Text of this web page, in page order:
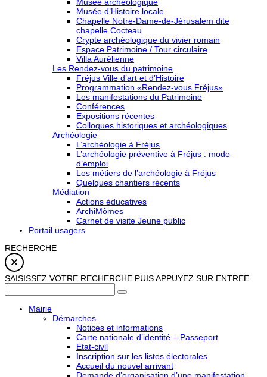
Musée d’Histoire locale
Chapelle Notre-Dame-de-Jérusalem dite
chapelle Cocteau
Crypte archéologique du vivier romain
Espace Patrimoine / Tour circulaire
Villa Aurélienne
Les Rendez-vous du patrimoine
Fréjus Ville d’art et d’Histoire
Programmation «Rendez-vous Fréjus»
Les manifestations du Patrimoine
Conférences
Expositions récentes
Colloques historiques et archéologiques
Archéologie
L’archéologie à Fréjus
L’archéologie préventive à Fréjus : mode
d’emploi
Les métiers de l’archéologie à Fréjus
Quelques chantiers récents
Médiation
Actions éducatives
ArchiMômes
Carnet de visite Jeune public
Portail usagers
RECHERCHE
SAISISSEZ VOTRE RECHERCHE PUIS APPUYEZ SUR ENTREE
Mairie
Démarches
Notices et informations
Carte nationale d’identité – Passeport
Etat-civil
Inscription sur les listes électorales
Accueil du nouvel arrivant